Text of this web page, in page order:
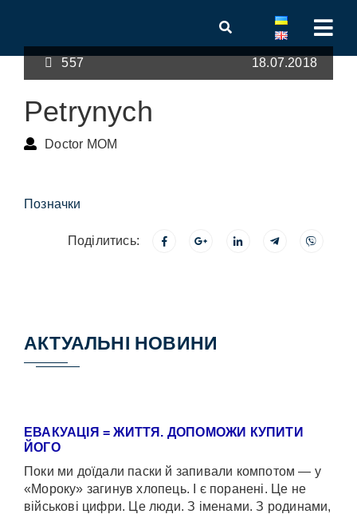
557 18.07.2018
Petrynych
Doctor MOM
Позначки
Поділитись:
АКТУАЛЬНІ НОВИНИ
ЕВАКУАЦІЯ = ЖИТТЯ. ДОПОМОЖИ КУПИТИ
ЙОГО
Поки ми доїдали паски й запивали компотом — у
«Мороку» загинув хлопець. І є поранені. Це не
військові цифри. Це люди. З іменами. З родинами,